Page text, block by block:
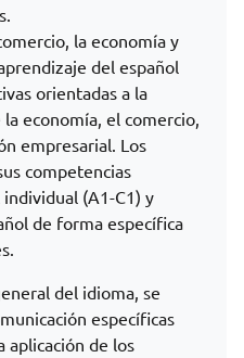
la economía y
del español
orientadas a la
economía, el comercio,
empresarial. Los
competencias
(A1-C1) y
de forma específica
del idioma, se
específicas
aplicación de los